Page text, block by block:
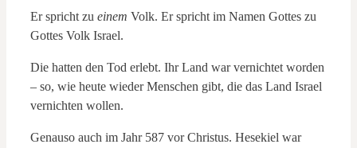
Er spricht zu einem Volk. Er spricht im Namen Gottes zu
Gottes Volk Israel.
Die hatten den Tod erlebt. Ihr Land war vernichtet worden
– so, wie heute wieder Menschen gibt, die das Land Israel
vernichten wollen.
Genauso auch im Jahr 587 vor Christus. Hesekiel war